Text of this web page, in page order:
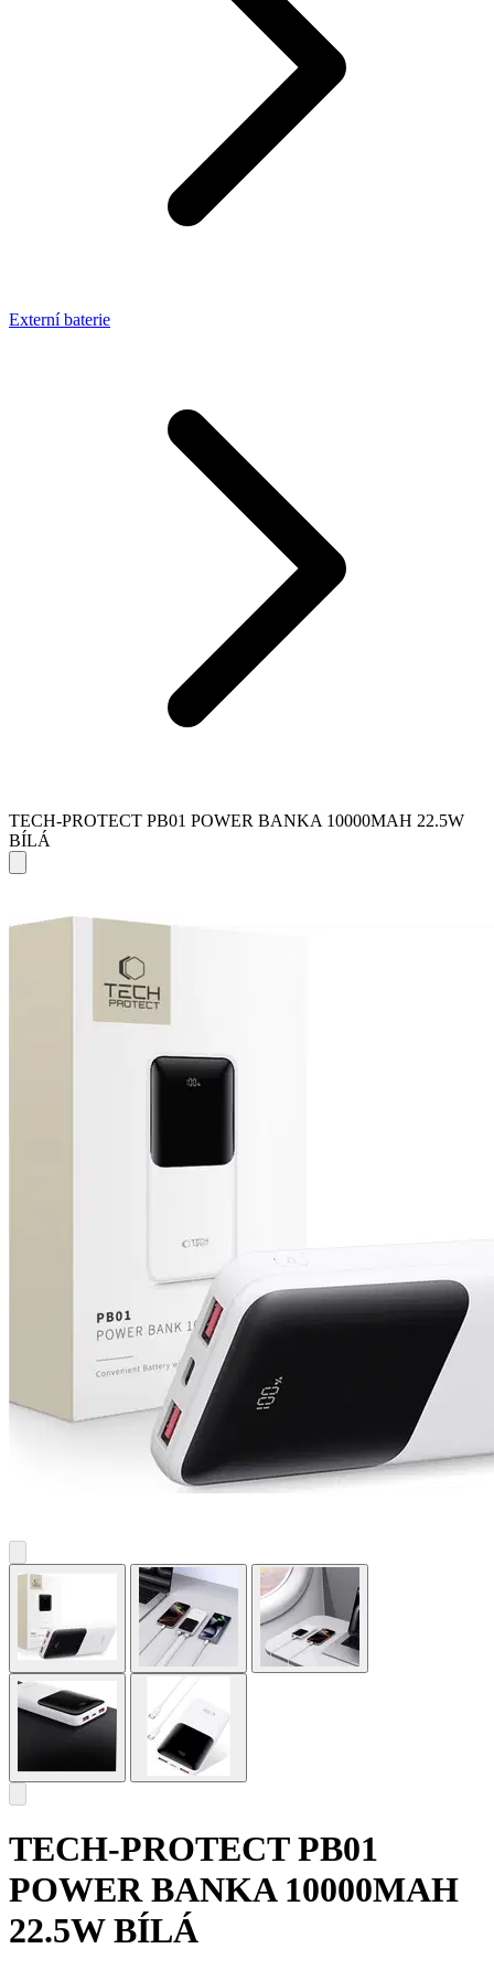
Externí baterie
TECH-PROTECT PB01 POWER BANKA 10000MAH 22.5W
BÍLÁ
TECH-PROTECT PB01
POWER BANKA 10000MAH
22.5W BÍLÁ